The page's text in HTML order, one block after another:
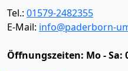
Tel.: 01579-2482355
E-Mail: info@paderborn-
Öffnungszeiten: Mo - Sa: